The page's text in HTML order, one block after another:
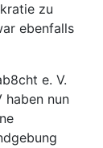
zu
ebenfalls
e. V.
haben nun